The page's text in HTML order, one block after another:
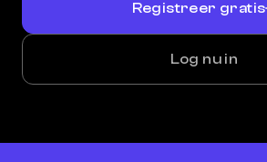
Registreer gratis
Log nu in